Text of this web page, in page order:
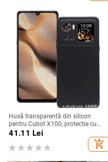
Husă transparentă din silicon
pentru Cubot X100, protecție cu
acoperire totală
41.11 Lei
add_shopping_cart